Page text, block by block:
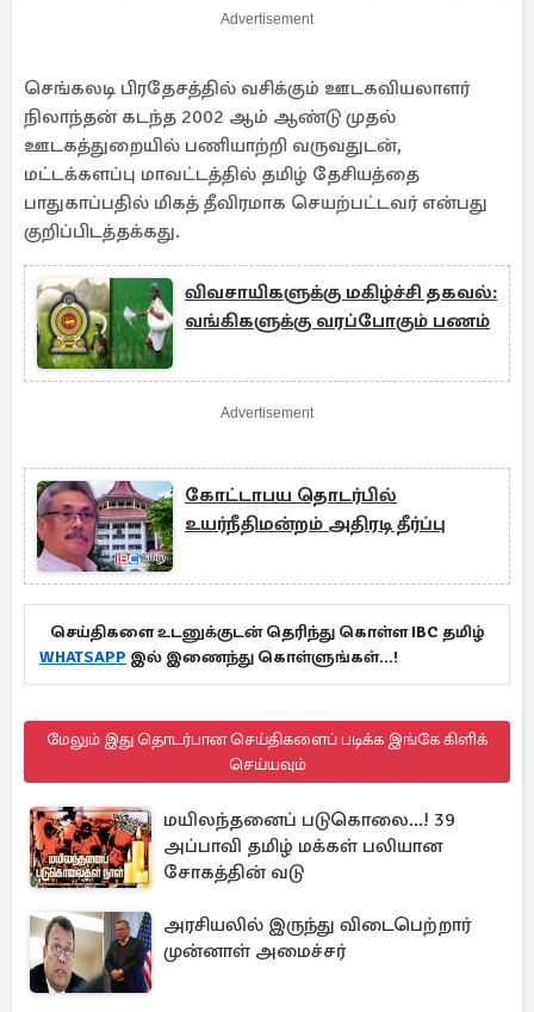
Advertisement
செங்கலடி பிரதேசத்தில் வசிக்கும் ஊடகவியலாளர்
நிலாந்தன் கடந்த 2002 ஆம் ஆண்டு முதல்
ஊடகத்துறையில் பணியாற்றி வருவதுடன்,
மட்டக்களப்பு மாவட்டத்தில் தமிழ் தேசியத்தை
பாதுகாப்பதில் மிகத் தீவிரமாக செயற்பட்டவர் என்பது
குறிப்பிடத்தக்கது.
விவசாயிகளுக்கு மகிழ்ச்சி தகவல்:
வங்கிகளுக்கு வரப்போகும் பணம்
Advertisement
கோட்டாபய தொடர்பில்
உயர்நீதிமன்றம் அதிரடி தீர்ப்பு
செய்திகளை உடனுக்குடன் தெரிந்து கொள்ள IBC தமிழ்
WHATSAPP இல் இணைந்து கொள்ளுங்கள்...!
மேலும் இது தொடர்பான செய்திகளைப் படிக்க இங்கே கிளிக்
செய்யவும்
மயிலந்தனைப் படுகொலை...! 39
அப்பாவி தமிழ் மக்கள் பலியான
சோகத்தின் வடு
அரசியலில் இருந்து விடைபெற்றார்
முன்னாள் அமைச்சர்